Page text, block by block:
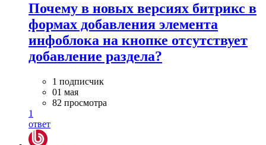
Почему в новых версиях битрикс в
формах добавления элемента
инфоблока на кнопке отсутствует
добавление раздела?
1 подписчик
01 мая
82 просмотра
1
ответ